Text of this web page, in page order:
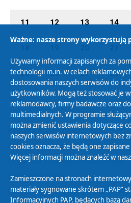
11 12 13 14
25 26 27 28
Polityka Prywatności
Zasady korzystania z Serwisu
Organizacje Pożytku Publicznego
Cyfryzacja DAB+
Polityka ochrony danych
Ważne: nasze strony wykorzystują
Używamy informacji zapisanych za
technologii m.in. w celach
dostosowania naszych serwisów do
użytkowników. Mogą też stosować je
reklamodawcy, firmy badawcze oraz
multimedialnych. W programie
można zmienić ustawienia dotyczące
naszych serwisów internetowych bez
cookies oznacza, że będą one
Więcej informacji można znaleźć w
Zamieszczone na stronach
materiały sygnowane skrótem „PAP”
Informacyjnych PAP, będących bazą